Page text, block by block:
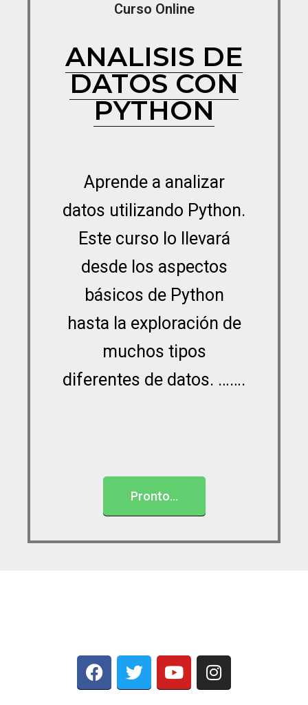
Curso Online
ANALISIS DE
DATOS CON
PYTHON
Aprende a analizar
datos utilizando Python.
Este curso lo llevará
desde los aspectos
básicos de Python
hasta la exploración de
muchos tipos
diferentes de datos. …….
Pronto...